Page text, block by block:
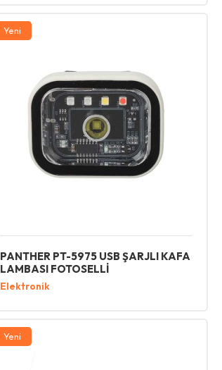
Yeni
PANTHER PT-5975 USB ŞARJLI KAFA
LAMBASI FOTOSELLİ
Elektronik
Yeni